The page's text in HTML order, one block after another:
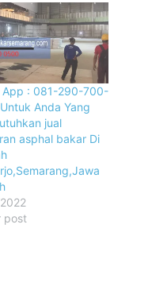
App : 081-290-700-
Anda Yang
jual
asphal bakar Di
post